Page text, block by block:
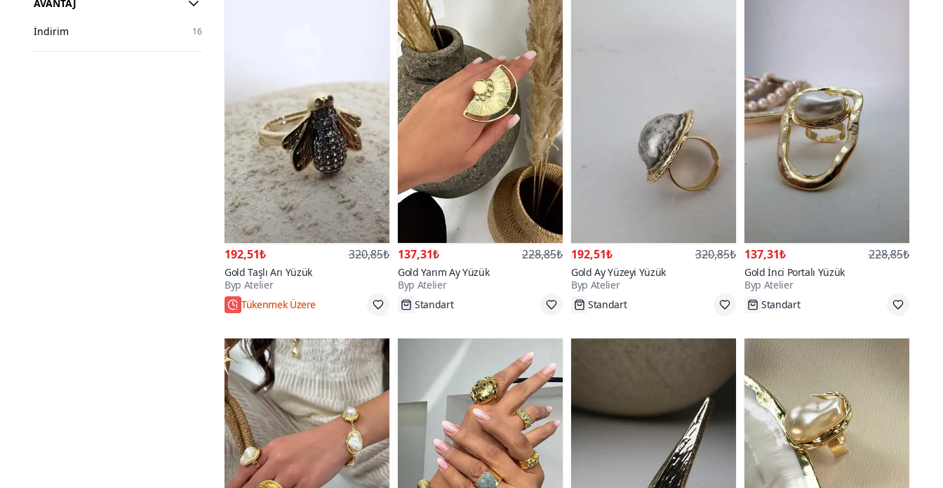
AVANTAJ
İndirim 16
192,51₺ 320,85₺
Gold Taşlı Arı Yüzük
Byp Atelier
Tükenmek Üzere
137,31₺ 228,85₺
Gold Yarım Ay Yüzük
Byp Atelier
Standart
192,51₺ 320,85₺
Gold Ay Yüzeyi Yüzük
Byp Atelier
Standart
137,31₺ 228,85₺
Gold İnci Portalı Yüzük
Byp Atelier
Standart